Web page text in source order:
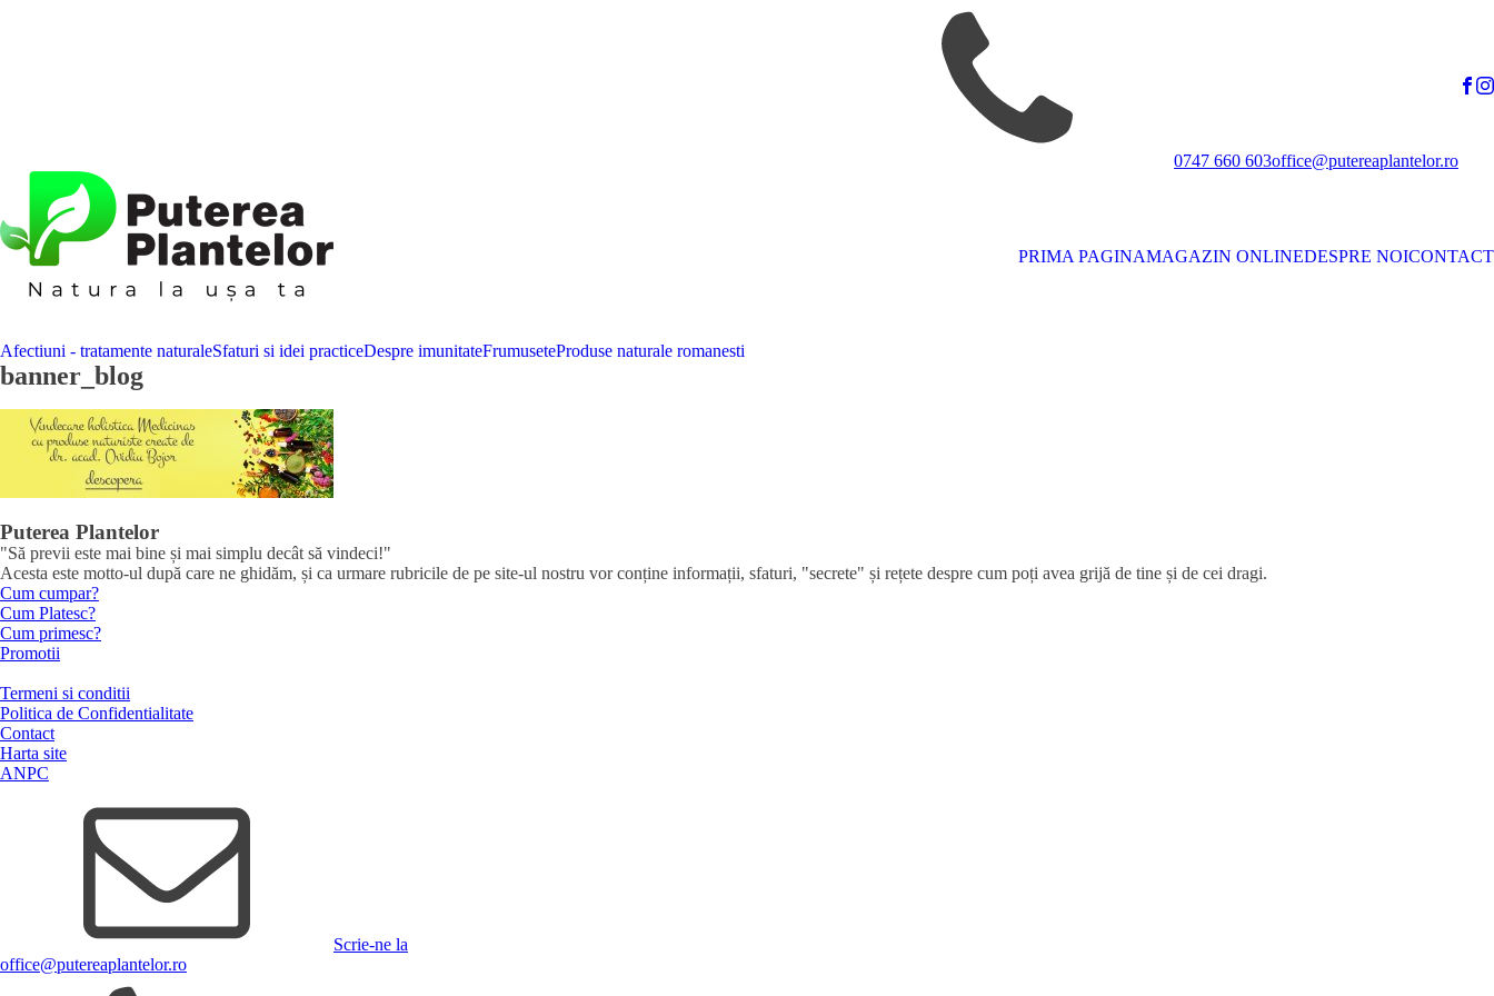
0747 660 603office@putereaplantelor.ro
PRIMA PAGINAMAGAZIN ONLINEDESPRE NOICONTACT
Afectiuni - tratamente naturaleSfaturi si idei practiceDespre imunitateFrumuseteProduse naturale romanesti
banner_blog
Puterea Plantelor
"Să previi este mai bine și mai simplu decât să vindeci!"
Acesta este motto-ul după care ne ghidăm, și ca urmare rubricile de pe site-ul nostru vor conține informații, sfaturi, "secrete" și rețete despre cum poți avea grijă de tine și de cei dragi.
Cum cumpar?
Cum Platesc?
Cum primesc?
Promotii
Termeni si conditii
Politica de Confidentialitate
Contact
Harta site
ANPC
Scrie-ne la
office@putereaplantelor.ro